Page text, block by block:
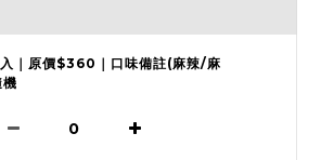
｜原價$360｜口味備註(麻辣/麻